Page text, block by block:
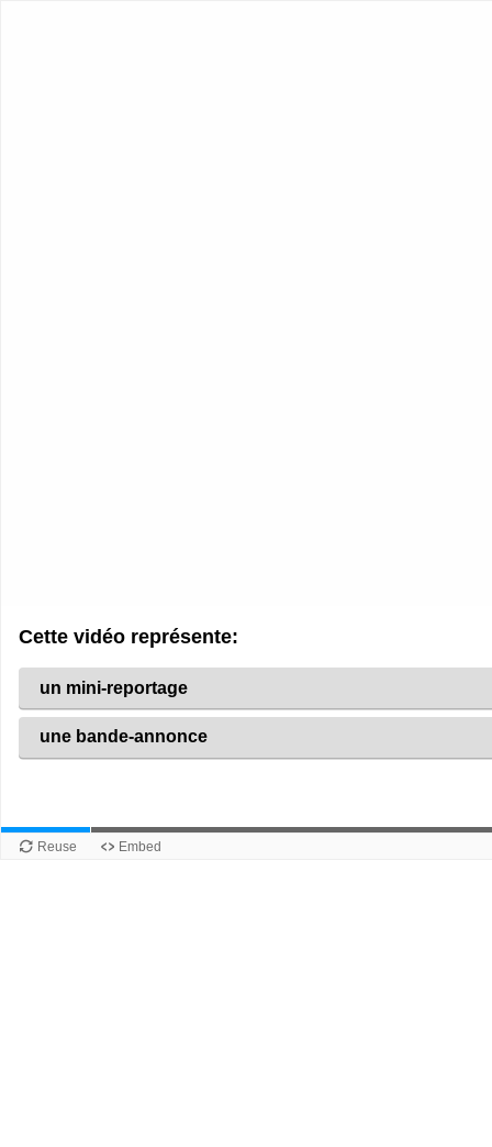
Cette vidéo représente:
un mini-reportage
une bande-annonce
Reuse Embed